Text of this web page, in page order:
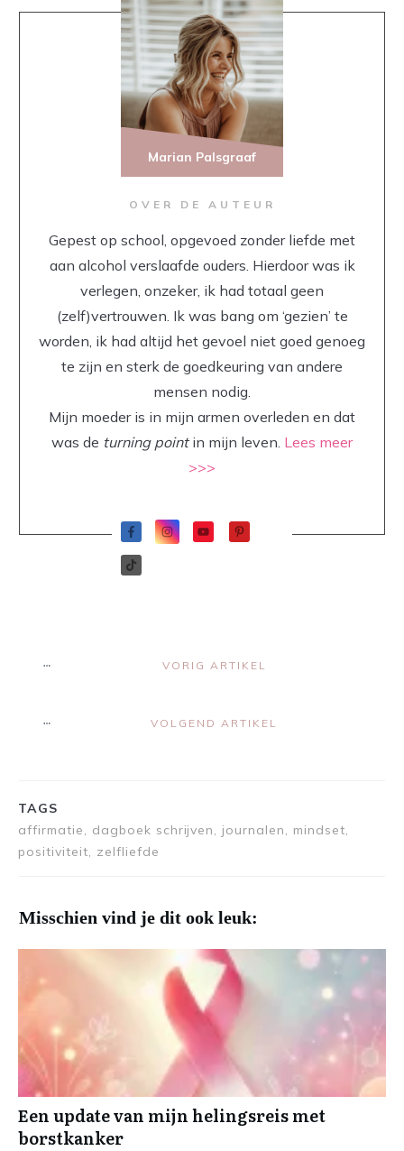
OVER DE AUTEUR
Gepest op school, opgevoed zonder liefde met
aan alcohol verslaafde ouders. Hierdoor was ik
verlegen, onzeker, ik had totaal geen
(zelf)vertrouwen. Ik was bang om ‘gezien’ te
worden, ik had altijd het gevoel niet goed genoeg
te zijn en sterk de goedkeuring van andere
mensen nodig.
Mijn moeder is in mijn armen overleden en dat
was de turning pointin mijn leven. Lees meer
>>>
Marian Palsgraaf
VORIG ARTIKEL
VOLGEND ARTIKEL
TAGS
affirmatie, dagboek schrijven, journalen, mindset,
positiviteit, zelfliefde
Misschien vind je dit ook leuk:
Een update van mijn helingsreis met
borstkanker